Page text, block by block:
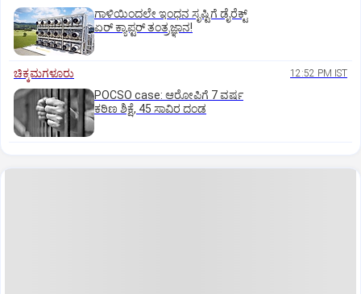
ಗಾಳಿಯಿಂದಲೇ ಇಂಧನ ಸೃಷ್ಟಿಗೆ ಡೈರೆಕ್ಟ್
ಏರ್‌ ಕ್ಯಾಪ್ಟರ್ ತಂತ್ರಜ್ಞಾನ!
ಚಿಕ್ಕಮಗಳೂರು 12:52 PM IST
POCSO case: ಆರೋಪಿಗೆ 7 ವರ್ಷ
ಕಠಿಣ ಶಿಕ್ಷೆ, 45 ಸಾವಿರ ದಂಡ